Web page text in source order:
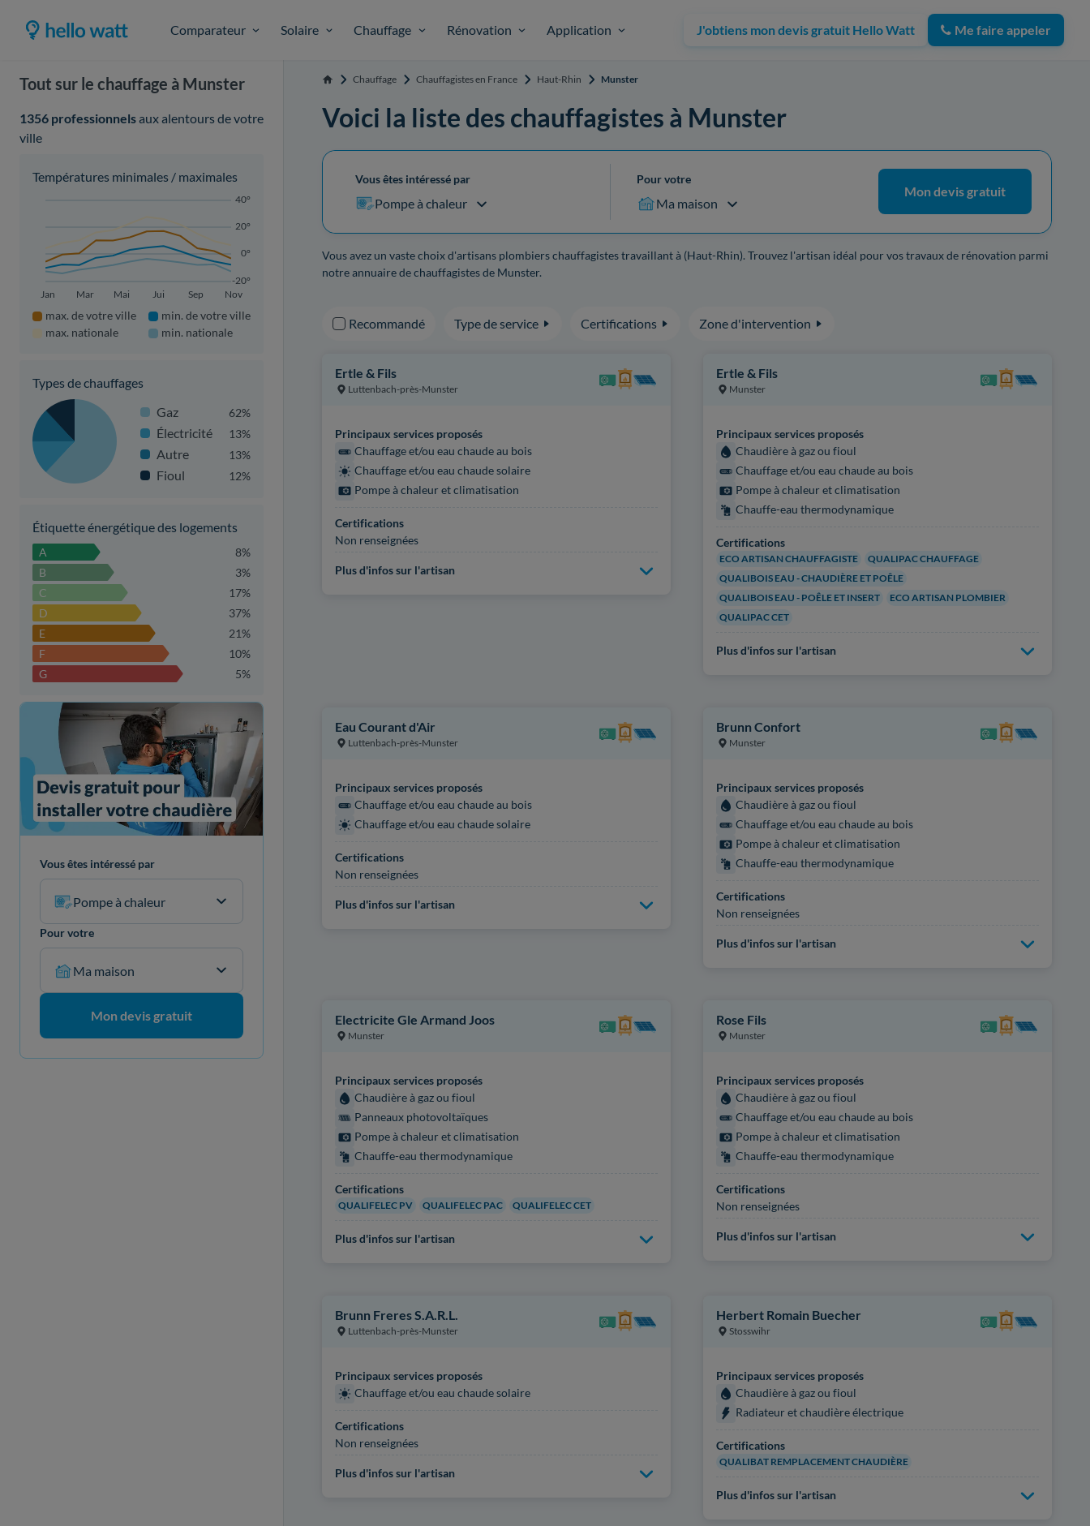
Comparateur Solaire Chauffage Rénovation Application J'obtiens mon devis gratuit Hello Watt Me faire appeler
Tout sur le chauffage à Munster
1356 professionnelsaux alentours de votre
ville
Températures minimales / maximales
-20°
0°
20°
40°
Jan Mar Mai Jui Sep Nov
max. de votre ville
max. nationale
min. de votre ville
min. nationale
Types de chauffages
Gaz
62%
Électricité 13%
Autre 13%
Fioul 12%
Étiquette énergétique des logements
A
8%
B
3%
C
17%
D
37%
E
21%
F
10%
G
5%
Vous êtes intéressé par
Pompe à chaleur
Pour votre
Ma maison
Mon devis gratuit
Accueil Chauffage Chauffagistes en France Haut-Rhin Munster
Voici la liste des chauffagistes à Munster
Vous êtes intéressé par
Pompe à chaleur
Pour votre
Ma maison
Mon devis gratuit
Vous avez un vaste choix d'artisans plombiers chauffagistes travaillant à (Haut-Rhin). Trouvez l'artisan idéal pour vos travaux de rénovation parmi
notre annuaire de chauffagistes de Munster.
Recommandé Type de service Certifications Zone d'intervention
Ertle & Fils
Luttenbach-près-Munster
Principaux services proposés
Chauffage et/ou eau chaude au bois
Chauffage et/ou eau chaude solaire
Pompe à chaleur et climatisation
Certifications
Non renseignées
Plus d'infos sur l'artisan
Ertle & Fils
Munster
Principaux services proposés
Chaudière à gaz ou fioul
Chauffage et/ou eau chaude au bois
Pompe à chaleur et climatisation
Chauffe-eau thermodynamique
Certifications
ECO ARTISAN CHAUFFAGISTE
QUALIPAC CHAUFFAGE
QUALIBOIS EAU - CHAUDIÈRE ET POÊLE
QUALIBOIS EAU - POÊLE ET INSERT
ECO ARTISAN PLOMBIER
QUALIPAC CET
Plus d'infos sur l'artisan
Eau Courant d'Air
Luttenbach-près-Munster
Principaux services proposés
Chauffage et/ou eau chaude au bois
Chauffage et/ou eau chaude solaire
Certifications
Non renseignées
Plus d'infos sur l'artisan
Brunn Confort
Munster
Principaux services proposés
Chaudière à gaz ou fioul
Chauffage et/ou eau chaude au bois
Pompe à chaleur et climatisation
Chauffe-eau thermodynamique
Certifications
Non renseignées
Plus d'infos sur l'artisan
Electricite Gle Armand Joos
Munster
Principaux services proposés
Chaudière à gaz ou fioul
Panneaux photovoltaïques
Pompe à chaleur et climatisation
Chauffe-eau thermodynamique
Certifications
QUALIFELEC PV QUALIFELEC PAC QUALIFELEC CET
Plus d'infos sur l'artisan
Rose Fils
Munster
Principaux services proposés
Chaudière à gaz ou fioul
Chauffage et/ou eau chaude au bois
Pompe à chaleur et climatisation
Chauffe-eau thermodynamique
Certifications
Non renseignées
Plus d'infos sur l'artisan
Brunn Freres S.A.R.L.
Luttenbach-près-Munster
Principaux services proposés
Chauffage et/ou eau chaude solaire
Certifications
Non renseignées
Plus d'infos sur l'artisan
Herbert Romain Buecher
Stosswihr
Principaux services proposés
Chaudière à gaz ou fioul
Radiateur et chaudière électrique
Certifications
QUALIBAT REMPLACEMENT CHAUDIÈRE
Plus d'infos sur l'artisan